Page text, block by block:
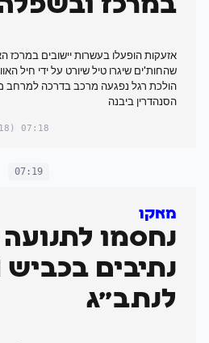
במרכז
אזעקות הופעלו בעשרות יישובים
שהחות'ים שיגרו טיל שיורט על ידי חיל
הולכת רגל נפגעה מרכב בדרכה למרחב
הסנהדרין ביבנה
07:18
(05:18 in your timezone)
07:19
מאקו
נחסמו לתנועה
לנתב"ג